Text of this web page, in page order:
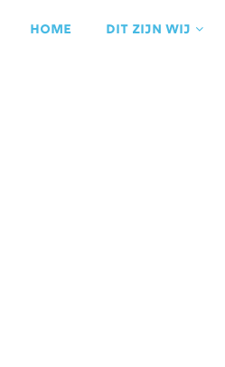
Home Dit zijn wij